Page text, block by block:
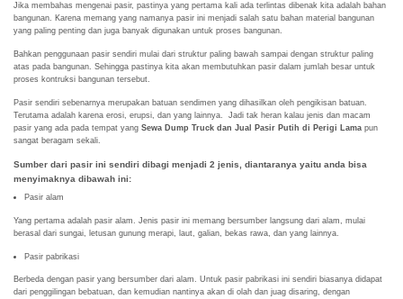
Jika membahas mengenai pasir, pastinya yang pertama kali ada terlintas dibenak kita adalah bahan
bangunan. Karena memang yang namanya pasir ini menjadi salah satu bahan material bangunan
yang paling penting dan juga banyak digunakan untuk proses bangunan.
Bahkan penggunaan pasir sendiri mulai dari struktur paling bawah sampai dengan struktur paling
atas pada bangunan. Sehingga pastinya kita akan membutuhkan pasir dalam jumlah besar untuk
proses kontruksi bangunan tersebut.
Pasir sendiri sebenarnya merupakan batuan sendimen yang dihasilkan oleh pengikisan batuan.
Terutama adalah karena erosi, erupsi, dan yang lainnya. Jadi tak heran kalau jenis dan macam
pasir yang ada pada tempat yang Sewa Dump Truck dan Jual Pasir Putih di Perigi Lama pun
sangat beragam sekali.
Sumber dari pasir ini sendiri dibagi menjadi 2 jenis, diantaranya yaitu anda bisa
menyimaknya dibawah ini:
Pasir alam
Yang pertama adalah pasir alam. Jenis pasir ini memang bersumber langsung dari alam, mulai
berasal dari sungai, letusan gunung merapi, laut, galian, bekas rawa, dan yang lainnya.
Pasir pabrikasi
Berbeda dengan pasir yang bersumber dari alam. Untuk pasir pabrikasi ini sendiri biasanya didapat
dari penggilingan bebatuan, dan kemudian nantinya akan di olah dan juag disaring, dengan